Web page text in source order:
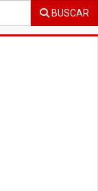
BUSCAR